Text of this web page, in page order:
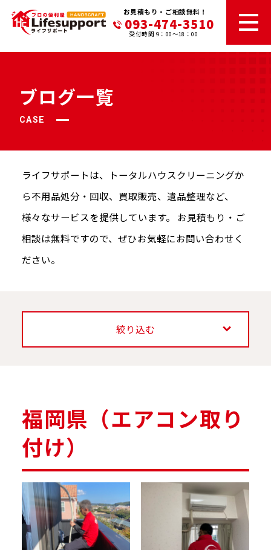
お見積もり・ご相談無料！
093-474-3510
受付時間 9：00～18：00
ブログ一覧
CASE
ライフサポートは、トータルハウスクリーニングか
ら不⽤品処分・回収、 買取販売、遺品整理など、
様々なサービスを提供しています。
お⾒積もり・ご
相談は無料ですので、ぜひお気軽にお問い合わせく
ださい。
絞り込む
福岡県（エアコン取り
付け）